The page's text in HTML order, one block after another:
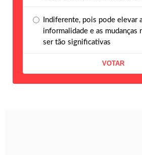
Indiferente, pois pode elevar
informalidade e as mudanças
ser tão significativas